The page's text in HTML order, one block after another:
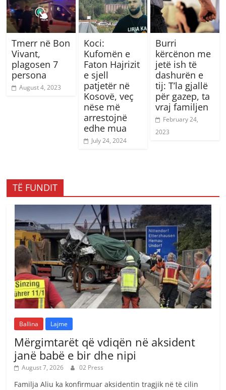
Tmerr në Bon
Vivant,
plagosen 7
persona
August 4, 2023
Koci:
Kufomën e
Faton Hajrizit
e sjell
patjetër në
Kosovë, veç
nëse më
arrestojnë
edhe mua
July 24, 2024
Burri
kërcënon me
jetë ish të
dashurën e
tij: T’la gjallë
për gazep, ta
vraj familjen
February 24,
2023
TË FUNDIT
Ballina Lajme
Mërgimtarët që vdiqën në aksident
janë babë e bir dhe nipi
August 7, 2026 02 Press
Familja Aliu ka konfirmuar aksidentin tragjik në të cilin